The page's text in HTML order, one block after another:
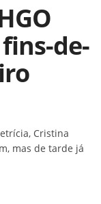
de-
Cristina
mas de tarde já